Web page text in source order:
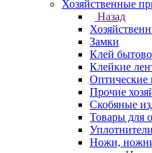
Хозяйственные
Назад
Замки
Клей
Клейкие
Оптические
Прочие
Скобяные
Товары для
Уплотнители
Ножи,